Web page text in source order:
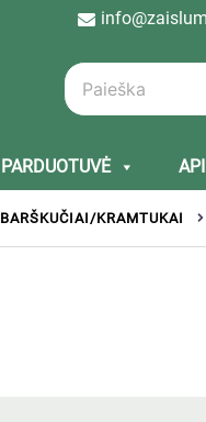
PARDUOTUVĖ
BARŠKUČIAI/KRAMTUKAI